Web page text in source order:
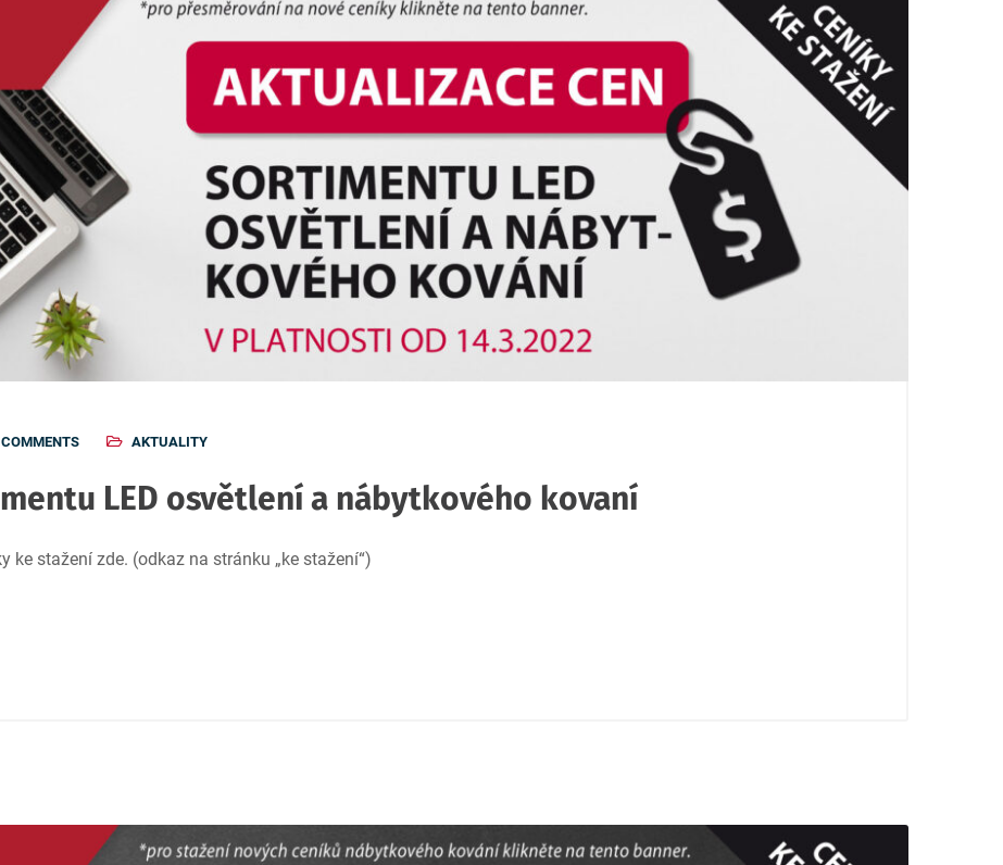
AKTUALITY
LED osvětlení a nábytkového kovaní
stažení zde. (odkaz na stránku „ke stažení“)